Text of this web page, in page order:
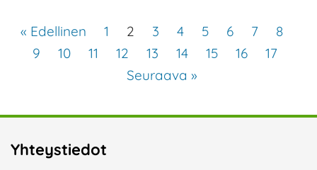
« Edellinen 1 2 3 4 5 6 7
8
9
10 11 12 13 14 15 16
17
Seuraava »
Yhteystiedot